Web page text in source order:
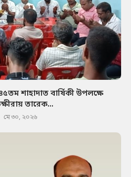
শাহাদাত বার্ষিকী উপলক্ষে
তারেক...
মে ৩০, ২০২৬